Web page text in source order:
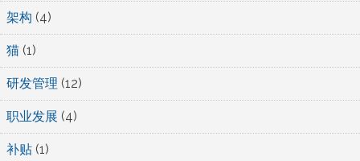
架构 (4)
猫 (1)
研发管理 (12)
职业发展 (4)
补贴 (1)